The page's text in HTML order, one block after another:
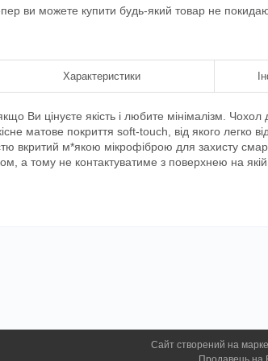
ви можете купити будь-який товар не
Характеристики
Ви цінуєте якість і любите мінімалізм. Чохол
матове покриття soft-touch, від якого легко
вкритий м*якою мікрофіброю для захисту
а тому не контактуватиме з поверхнею на
Сайт створений на